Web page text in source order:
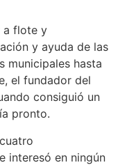
a flote y
y ayuda de las
municipales hasta
el fundador del
consiguió un
pronto.
interesó en ningún